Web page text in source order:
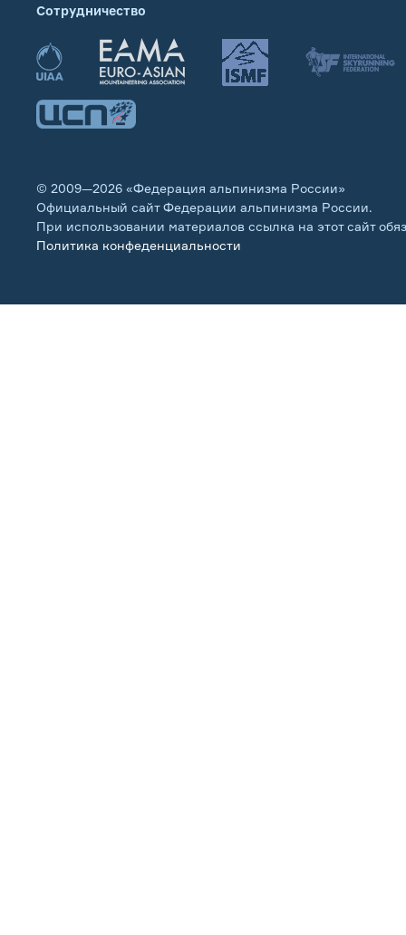
Сотрудничество
© 2009—2026 «Федерация альпинизма России»
Официальный сайт Федерации альпинизма России.
При использовании материалов ссылка на этот сайт
Политика конфеденциальности